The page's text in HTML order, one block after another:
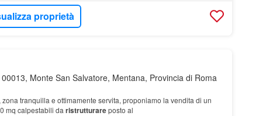
proprietà
Monte San Salvatore, Mentana, Provincia di Roma
tranquilla e ottimamente servita, proponiamo la vendita di un
mq calpestabili da ristrutturareposto al